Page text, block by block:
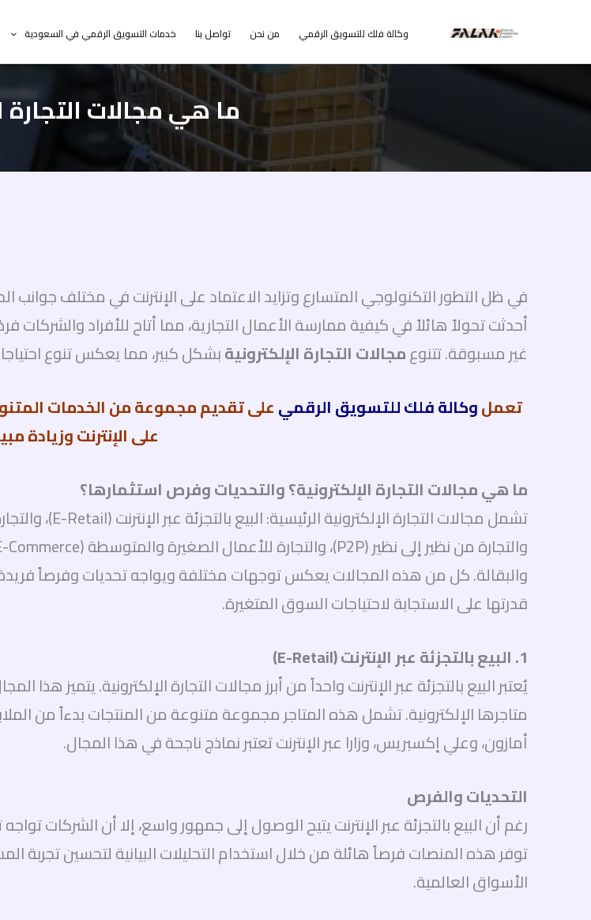
المحتوى
وكالة فلك للتسويق الرقمي من نحن تواصل بنا خدمات التسويق الرقمي في السعودية
ما هي مجالات التجارة
في ظل التطور التكنولوجي المتسارع وتزايد الاعتماد على الإنترنت في مختلف جوانب
أحدثت تحولاً هائلاً في كيفية ممارسة الأعمال التجارية، مما أتاح للأفراد
غير مسبوقة. تتنوعمجالات التجارة الإلكترونيةبشكل كبير، مما يعكس تنوع
تعملوكالة فلك للتسويق الرقميعلى تقديم مجموعة من الخدمات
على الإنترنت وزيادة
ما هي مجالات التجارة الإلكترونية؟ والتحديات وفرص استثمارها؟
والبقالة. كل من هذه المجالات يعكس توجهات مختلفة ويواجه تحديات وفرصاً
قدرتها على الاستجابة لاحتياجات السوق المتغيرة.
1. البيع بالتجزئة عبر الإنترنت (E-Retail)
يُعتبر البيع بالتجزئة عبر الإنترنت واحداً من أبرز مجالات التجارة الإلكترونية. يتميز
متاجرها الإلكترونية. تشمل هذه المتاجر مجموعة متنوعة من المنتجات بدءاً من
أمازون، وعلي إكسبريس، وزارا عبر الإنترنت تعتبر نماذج ناجحة في هذا المجال.
التحديات والفرص
رغم أن البيع بالتجزئة عبر الإنترنت يتيح الوصول إلى جمهور واسع، إلا أن الشركات
توفر هذه المنصات فرصاً هائلة من خلال استخدام التحليلات البيانية لتحسين
الأسواق العالمية.